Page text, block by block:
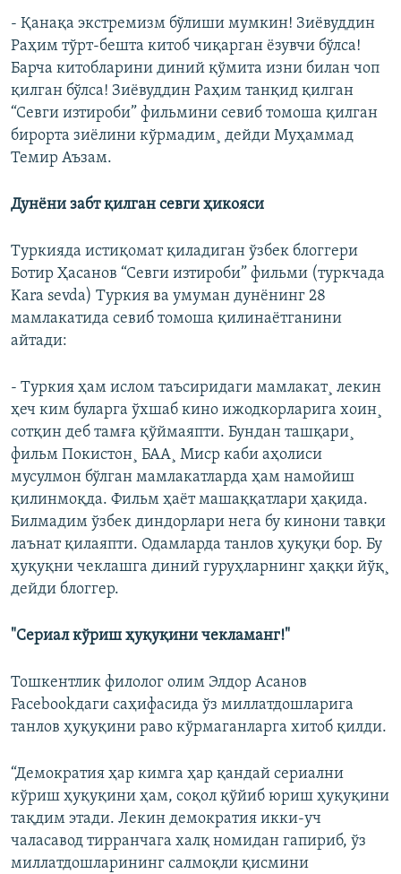
- Қанақа экстремизм бўлиши мумкин! Зиëвуддин
Раҳим тўрт-бешта китоб чиқарган ëзувчи бўлса!
Барча китобларини диний қўмита изни билан чоп
қилган бўлса! Зиëвуддин Раҳим танқид қилган
“Севги изтироби” фильмини севиб томоша қилган
бирорта зиëлини кўрмадим¸ дейди Муҳаммад
Темир Аъзам.
Дунëни забт қилган севги ҳикояси
Туркияда истиқомат қиладиган ўзбек блоггери
Ботир Ҳасанов “Севги изтироби” фильми (туркчада
Kara sevda) Туркия ва умуман дунëнинг 28
мамлакатида севиб томоша қилинаëтганини
айтади:
- Туркия ҳам ислом таъсиридаги мамлакат¸ лекин
ҳеч ким буларга ўхшаб кино ижодкорларига хоин¸
сотқин деб тамға қўймаяпти. Бундан ташқари¸
фильм Покистон¸ БАА¸ Миср каби аҳолиси
мусулмон бўлган мамлакатларда ҳам намойиш
қилинмоқда. Фильм ҳаëт машаққатлари ҳақида.
Билмадим ўзбек диндорлари нега бу кинони тавқи
лаънат қилаяпти. Одамларда танлов ҳуқуқи бор. Бу
ҳуқуқни чеклашга диний гуруҳларнинг ҳаққи йўқ¸
дейди блоггер.
"Сериал кўриш ҳуқуқини чекламанг!"
Тошкентлик филолог олим Элдор Асанов
Facebookдаги саҳифасида ўз миллатдошларига
танлов ҳуқуқини раво кўрмаганларга хитоб қилди.
“Демократия ҳар кимга ҳар қандай сериални
кўриш ҳуқуқини ҳам, соқол қўйиб юриш ҳуқуқини
тақдим этади. Лекин демократия икки-уч
чаласавод тирранчага халқ номидан гапириб, ўз
миллатдошларининг салмоқли қисмини